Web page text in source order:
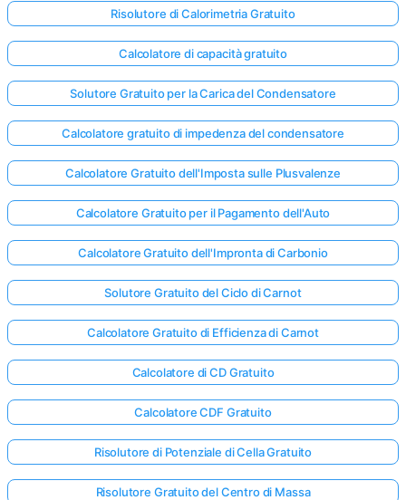
Risolutore di Calorimetria Gratuito
Calcolatore di capacità gratuito
Solutore Gratuito per la Carica del Condensatore
Calcolatore gratuito di impedenza del condensatore
Calcolatore Gratuito dell'Imposta sulle Plusvalenze
Calcolatore Gratuito per il Pagamento dell'Auto
Calcolatore Gratuito dell'Impronta di Carbonio
Solutore Gratuito del Ciclo di Carnot
Calcolatore Gratuito di Efficienza di Carnot
Calcolatore di CD Gratuito
Calcolatore CDF Gratuito
Risolutore di Potenziale di Cella Gratuito
Risolutore Gratuito del Centro di Massa